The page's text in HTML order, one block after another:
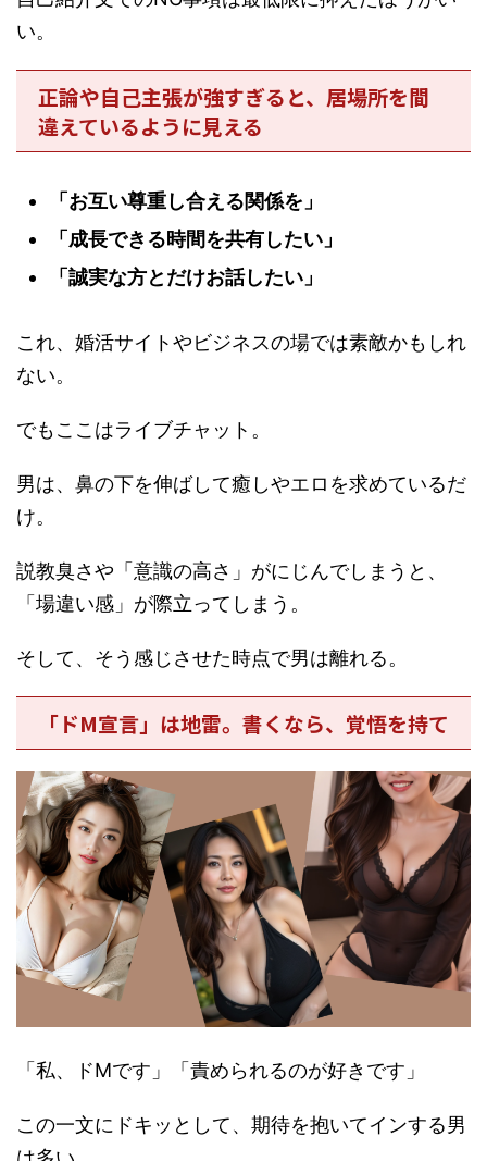
い。
正論や自己主張が強すぎると、居場所を間
違えているように見える
「お互い尊重し合える関係を」
「成長できる時間を共有したい」
「誠実な方とだけお話したい」
これ、婚活サイトやビジネスの場では素敵かもしれ
ない。
でもここはライブチャット。
男は、 鼻の下を伸ばして癒しやエロを求めているだ
け。
説教臭さや「意識の高さ」がにじんでしまうと、
「場違い感」が際立ってしまう。
そして、そう感じさせた時点で男は離れる。
「ドM宣言」は地雷。書くなら、覚悟を持て
「私、ドMです」「責められるのが好きです」
この一文にドキッとして、期待を抱いてインする男